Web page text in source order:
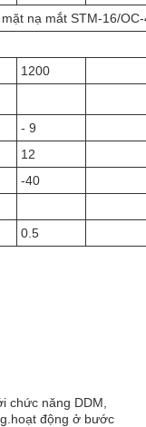
nạ mắt STM-16/
1200
- 9
12
-40
0.5
chức năng DDM,
động ở bước